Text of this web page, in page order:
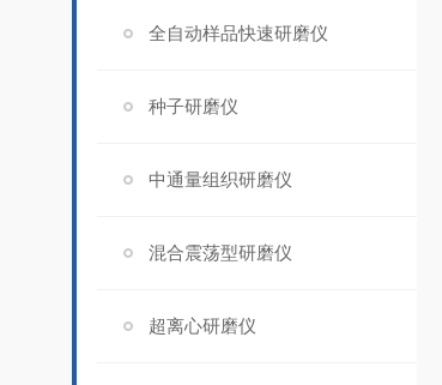
全自动样品快速研磨仪
种子研磨仪
中通量组织研磨仪
混合震荡型研磨仪
超离心研磨仪